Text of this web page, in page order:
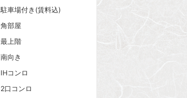
駐車場付き(賃料込)
角部屋
最上階
南向き
IHコンロ
2口コンロ